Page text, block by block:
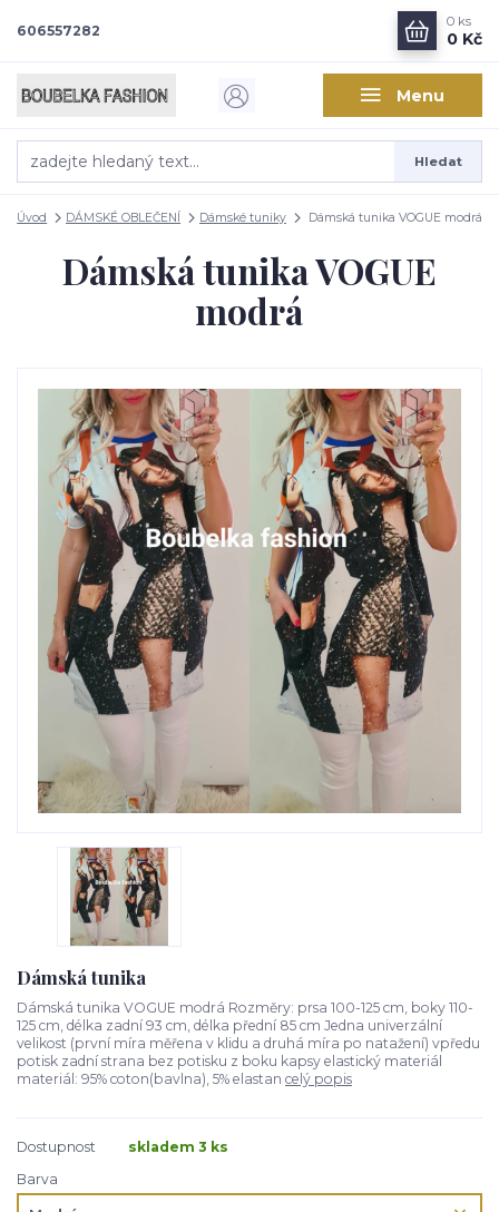
Menu
Hledat
606557282
0 ks
0 Kč
Úvod DÁMSKÉ OBLEČENÍ Dámské tuniky Dámská tunika VOGUE modrá
Dámská tunika VOGUE
modrá
Dámská tunika
Dámská tunika VOGUE modrá Rozměry: prsa 100-125 cm, boky 110-
125 cm, délka zadní 93 cm, délka přední 85 cm Jedna univerzální
velikost (první míra měřena v klidu a druhá míra po natažení) vpředu
potisk zadní strana bez potisku z boku kapsy elastický materiál
materiál: 95% coton(bavlna), 5% elastan celý popis
Dostupnost
skladem 3 ks
Barva